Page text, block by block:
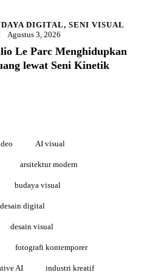
DIGITAL, SENI VISUAL
Agustus 3, 2026
Le Parc Menghidupkan
lewat Seni Kinetik
AI visual
arsitektur modern
budaya visual
desain digital
desain visual
fotografi kontemporer
AI industri kreatif